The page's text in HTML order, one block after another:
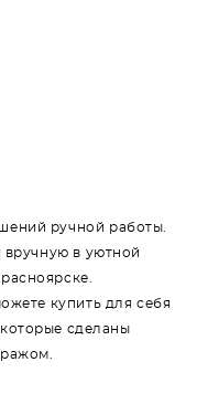
ручной работы.
вручную в уютной
купить для себя
сделаны